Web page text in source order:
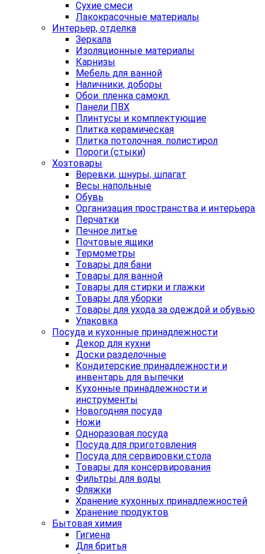
Сухие смеси
Лакокрасочные материалы
Интерьер, отделка
Зеркала
Изоляционные материалы
Карнизы
Мебель для ванной
Наличники, доборы
Обои. пленка самокл.
Панели ПВХ
Плинтусы и комплектующие
Плитка керамическая
Плитка потолочная. полистирол
Пороги (стыки)
Хозтовары
Веревки, шнуры, шпагат
Весы напольные
Обувь
Организация пространства и интерьера
Перчатки
Печное литье
Почтовые ящики
Термометры
Товары для бани
Товары для ванной
Товары для стирки и глажки
Товары для уборки
Товары для ухода за одеждой и обувью
Упаковка
Посуда и кухонные принадлежности
Декор для кухни
Доски разделочные
Кондитерские принадлежности и
инвентарь для выпечки
Кухонные принадлежности и
инструменты
Новогодняя посуда
Ножи
Одноразовая посуда
Посуда для приготовления
Посуда для сервировки стола
Товары для консервирования
Фильтры для воды
Фляжки
Хранение кухонных принадлежностей
Хранение продуктов
Бытовая химия
Гигиена
Для бритья